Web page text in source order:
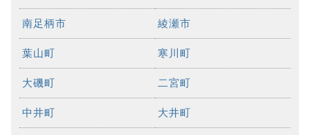
南足柄市 綾瀬市
葉山町 寒川町
大磯町 二宮町
中井町 大井町